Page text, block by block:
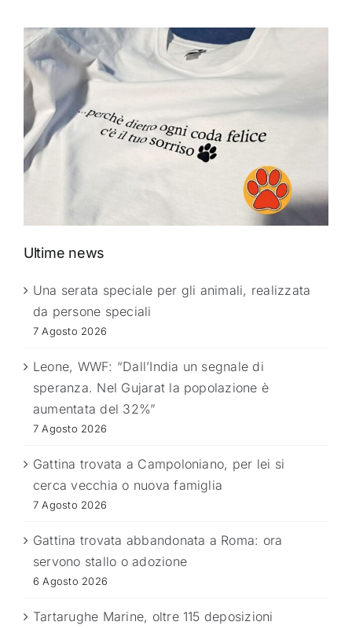
Ultime news
Una serata speciale per gli animali, realizzata
da persone speciali
7 Agosto 2026
Leone, WWF: “Dall’India un segnale di
speranza. Nel Gujarat la popolazione è
aumentata del 32%”
7 Agosto 2026
Gattina trovata a Campoloniano, per lei si
cerca vecchia o nuova famiglia
7 Agosto 2026
Gattina trovata abbandonata a Roma: ora
servono stallo o adozione
6 Agosto 2026
Tartarughe Marine, oltre 115 deposizioni